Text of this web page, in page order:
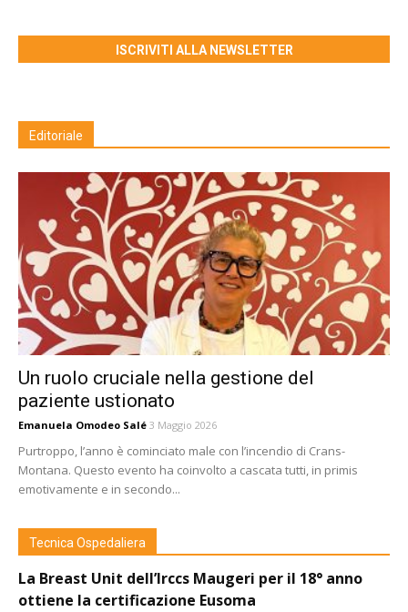
ISCRIVITI ALLA NEWSLETTER
Editoriale
Un ruolo cruciale nella gestione del
paziente ustionato
Emanuela Omodeo Salé 3 Maggio 2026
Purtroppo, l’anno è cominciato male con l’incendio di Crans-
Montana. Questo evento ha coinvolto a cascata tutti, in primis
emotivamente e in secondo...
Tecnica Ospedaliera
La Breast Unit dell’Irccs Maugeri per il 18° anno
ottiene la certificazione Eusoma